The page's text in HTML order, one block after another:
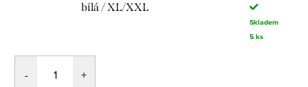
bílá / XL/XXL
Skladem
5 ks